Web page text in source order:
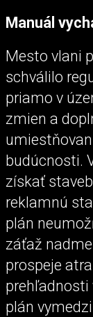
Manuál
Mesto vlani
schválilo
priamo v
zmien a
budúcnosti.
získať
reklamnú
plán
záťaž
prospeje
prehľadnosti
plán